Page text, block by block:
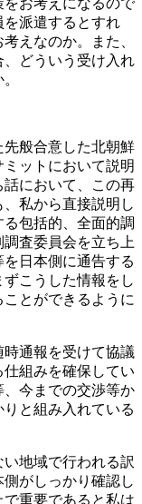
お考えになるので
を派遣するとすれ
えなのか。また、
どういう受け入れ
般合意した北朝鮮
ットにおいて説明
において、この再
私から直接説明し
包括的、全面的調
査委員会を立ち上
日本側に通告する
こうした情報をし
とができるように
通報を受けて協議
組みを確保してい
、今までの交渉等か
と組み入れている
地域で行われる訳
がしっかり確認し
重要であると私は